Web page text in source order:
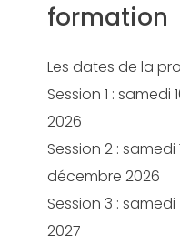
formation
Les dates de la
Session 1 :
2026
Session 2 :
décembre 2026
Session 3 :
2027